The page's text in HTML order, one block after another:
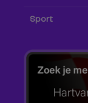
Sport